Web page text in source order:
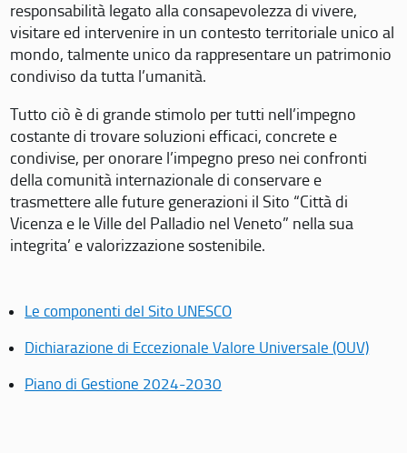
responsabilità legato alla consapevolezza di vivere,
visitare ed intervenire in un contesto territoriale unico al
mondo, talmente unico da rappresentare un patrimonio
condiviso da tutta l’umanità.
Tutto ciò è di grande stimolo per tutti nell’impegno
costante di trovare soluzioni efficaci, concrete e
condivise, per onorare l’impegno preso nei confronti
della comunità internazionale di conservare e
trasmettere alle future generazioni il Sito “Città di
Vicenza e le Ville del Palladio nel Veneto” nella sua
integrita’ e valorizzazione sostenibile.
Le componenti del Sito UNESCO
Dichiarazione di Eccezionale Valore Universale (OUV)
Piano di Gestione 2024-2030